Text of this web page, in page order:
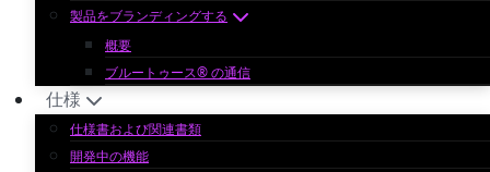
製品をブランディングする
概要
ブルートゥース® の通信
仕様
仕様書および関連書類
開発中の機能